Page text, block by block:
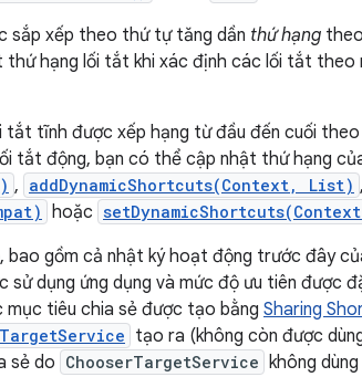
sắp xếp theo thứ tự tăng dần thứ hạng theo
thứ hạng lối tắt khi xác định các lối tắt theo
tắt tĩnh được xếp hạng từ đầu đến cuối
tắt động, bạn có thể cập nhật thứ hạng
, addDynamicShortcuts(Context, List) ,
hoặc
gồm cả nhật ký hoạt động trước đây
sử dụng ứng dụng và mức độ ưu tiên được
tiêu chia sẻ được tạo bằng Sharing
tạo ra (không còn được
sẻ do ChooserTargetService không